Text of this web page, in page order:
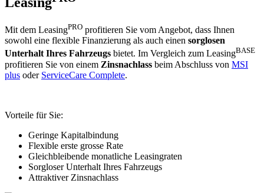
Mit dem LeasingPRO profitieren Sie vom Angebot, dass Ihnen
sowohl eine flexible Finanzierung als auch einen sorglosen
Unterhalt Ihres Fahrzeugs bietet. Im Vergleich zum LeasingBASE
profitieren Sie von einem Zinsnachlass beim Abschluss von MSI
plus oder ServiceCare Complete.
Vorteile für Sie:
Geringe Kapitalbindung
Flexible erste grosse Rate
Gleichbleibende monatliche Leasingraten
Sorgloser Unterhalt Ihres Fahrzeugs
Attraktiver Zinsnachlass